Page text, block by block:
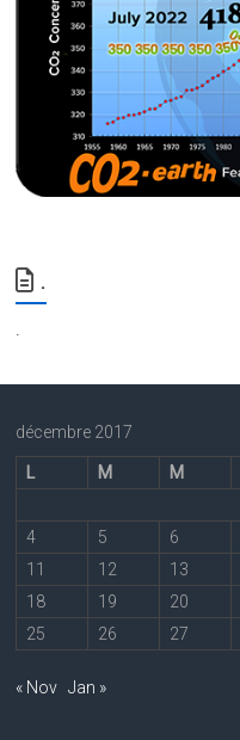
.
.
décembre 2017
L M M
4
5 6
11
12 13
18
19 20
25
26 27
« Nov Jan »